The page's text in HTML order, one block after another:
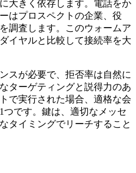
大きく依存します。電話をか
はプロスペクトの企業、役
調査します。このウォームア
イヤルと比較して接続率を大
スが必要で、拒否率は自然に
ターゲティングと説得力のあ
で実行された場合、適格な会
です。鍵は、適切なメッセ
タイミングでリーチすること